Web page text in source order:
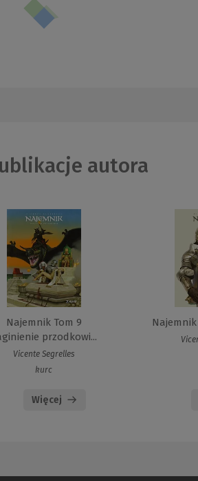
autora
Najemnik Tom 9
przodkowi...
Vicente Segrelles
kurc
Więcej
Najemnik